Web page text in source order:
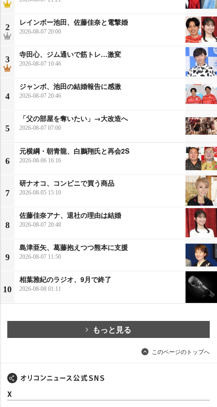
2
レインボー池田、佐藤佳奈と電撃婚
2026-08-07 20:00
3
寺田心、ジム通いで筋トレ…激変
2026-08-07 10:46
4
ジャンボ、池田の結婚報告に感激
2026-08-07 20:46
5
「父の部屋を奪いたい」→大改造へ
2026-08-07 07:00
6
元横綱・朝青龍、白鵬翔氏と再会2S
2026-08-06 16:16
7
研ナオコ、コンビニで買う商品
2026-08-05 15:10
8
佐藤佳奈アナ、退社の理由は結婚
2026-08-07 20:48
9
島津亜矢、葛藤抱えつつ熊本に支援
2026-08-07 11:50
10
相葉雅紀のラジオ、9月で終了
2026-08-08 01:11
もっと見る
このページのトップへ
X